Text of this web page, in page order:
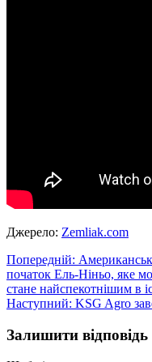
Джерело: Zemliak.com
Навігація
записів
Попередній:
початок Ель-Ніньо, яке
стане найспекотнішим в
Наступний: KSG Agro
Залишити відповідь